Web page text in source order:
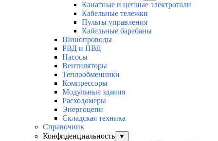
Канатные и цепные электротали
Кабельные тележки
Пульты управления
Кабельные барабаны
Шинопроводы
РВД и ПВД
Насосы
Вентиляторы
Теплообменники
Компрессоры
Модульные здания
Расходомеры
Энергоцепи
Складская техника
Справочник
Конфиденциальность
▼